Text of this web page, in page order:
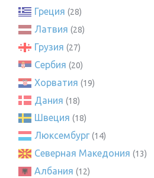
Греция (28)
Латвия (28)
Грузия (27)
Сербия (20)
Хорватия (19)
Дания (18)
Швеция (18)
Люксембург (14)
Северная Македония (13)
Албания (12)